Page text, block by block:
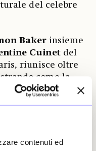
contenuti ed
del celebre
Bakerinsieme
Cuinet del
riunisce oltre
come la
plasmare non
Saint Laurent
costante con i